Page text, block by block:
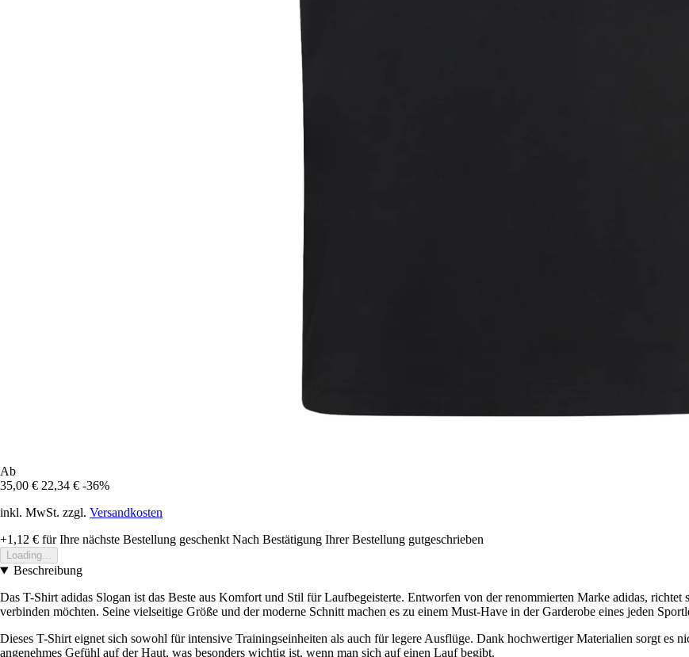
Ab
35,00 € 22,34 € -36%
inkl. MwSt. zzgl. Versandkosten
+1,12 € für Ihre nächste Bestellung geschenkt Nach Bestätigung Ihrer Bestellung gutgeschrieben
Loading...
Beschreibung
Das T-Shirt adidas Slogan ist das Beste aus Komfort und Stil für Laufbegeisterte. Entworfen von der renommierten Marke adidas,
verbinden möchten. Seine vielseitige Größe und der moderne Schnitt machen es zu einem Must-Have in der Garderobe eines jeden
Dieses T-Shirt eignet sich sowohl für intensive Trainingseinheiten als auch für legere Ausflüge. Dank hochwertiger Materialien sorgt es
angenehmes Gefühl auf der Haut, was besonders wichtig ist, wenn man sich auf einen Lauf begibt.